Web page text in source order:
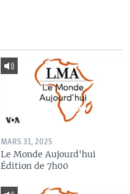
MARS 31, 2025
Le Monde Aujourd'hui
Édition de 7h00